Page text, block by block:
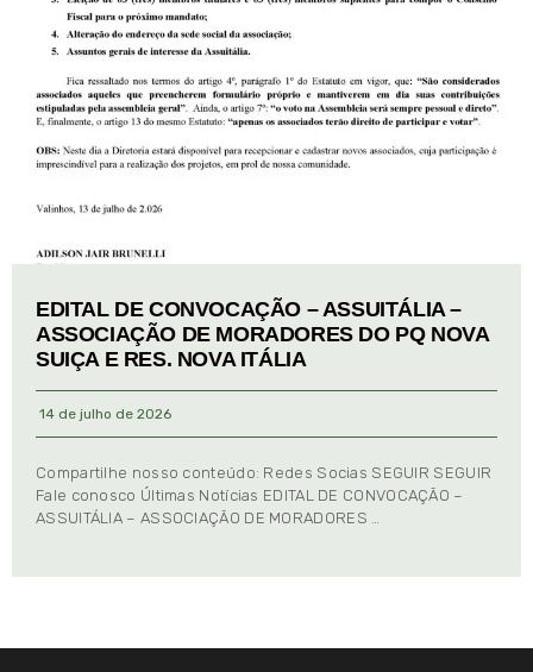
EDITAL DE CONVOCAÇÃO – ASSUITÁLIA –
ASSOCIAÇÃO DE MORADORES DO PQ NOVA
SUIÇA E RES. NOVA ITÁLIA
14 de julho de 2026
Compartilhe nosso conteúdo: Redes Socias SEGUIR SEGUIR
Fale conosco Últimas Notícias EDITAL DE CONVOCAÇÃO –
ASSUITÁLIA – ASSOCIAÇÃO DE MORADORES …